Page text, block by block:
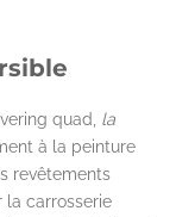
quad, la
à la peinture
revêtements
la carrosserie